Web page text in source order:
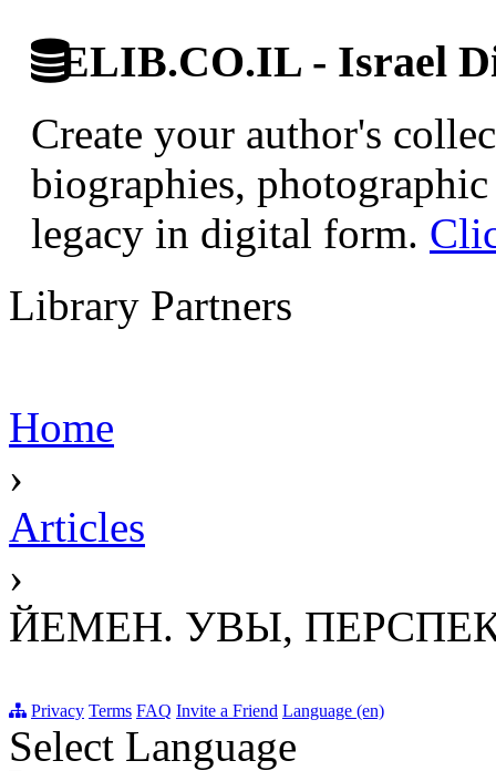
ELIB.CO.IL - Israel
Create your author's
biographies,
legacy in digital form.
Library Partners
Home
›
Articles
›
ЙЕМЕН. УВЫ,
Privacy Terms FAQ Invite a Friend Language (en)
Select Language